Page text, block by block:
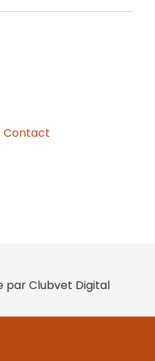
Contact
par Clubvet Digital